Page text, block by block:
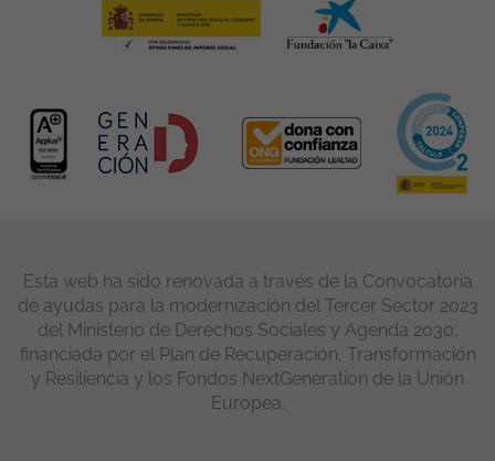
Esta web ha sido renovada a través de la Convocatoria
de ayudas para la modernización del Tercer Sector 2023
del Ministerio de Derechos Sociales y Agenda 2030,
financiada por el Plan de Recuperación, Transformación
y Resiliencia y los Fondos NextGeneration de la Unión
Europea.